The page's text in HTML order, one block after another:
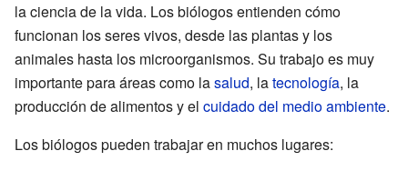
la ciencia de la vida. Los biólogos entienden cómo
funcionan los seres vivos, desde las plantas y los
animales hasta los microorganismos. Su trabajo es muy
importante para áreas como lasalud, latecnología, la
producción de alimentos y el cuidado del medio ambiente.
Los biólogos pueden trabajar en muchos lugares: